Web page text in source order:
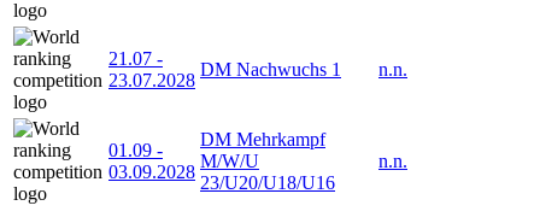
21.07 -
23.07.2028
DM Nachwuchs 1 n.n.
01.09 -
03.09.2028
DM Mehrkampf
M/W/U
23/U20/U18/U16
n.n.